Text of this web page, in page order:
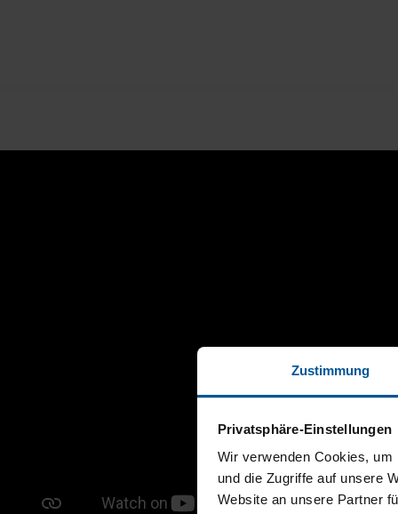
Zustimmung
Privatsphäre-Einstellungen
Wir verwenden Cookies,
und die Zugriffe auf unsere
Website an unsere Partner